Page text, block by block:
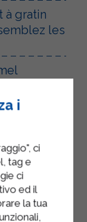
à gratin
les
première
en
une
i
ci
tag e
ci
ed il
la tua